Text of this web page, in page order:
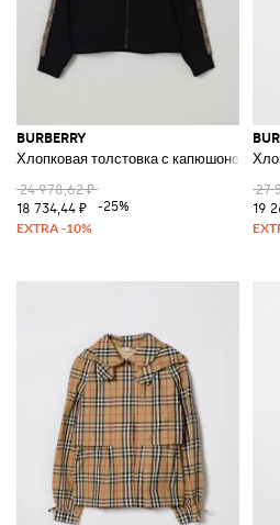
BURBERRY
Хлопковая толстовка с капюшоном и
24 978,62 ₽
18 734,44 ₽
-25%
27
19